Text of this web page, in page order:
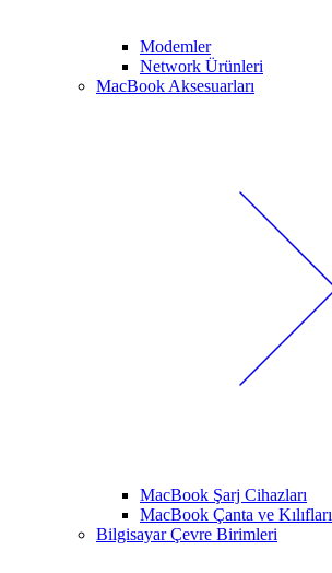
Modemler
Network Ürünleri
MacBook Aksesuarları
MacBook Şarj Cihazları
MacBook Çanta ve Kılıfları
Bilgisayar Çevre Birimleri